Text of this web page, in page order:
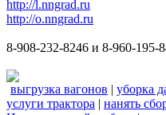
http://l.nngrad.ru
http://o.nngrad.ru
8-908-232-8246 и 8-960-195-
выгрузка вагонов | уборка
услуги трактора | нанять